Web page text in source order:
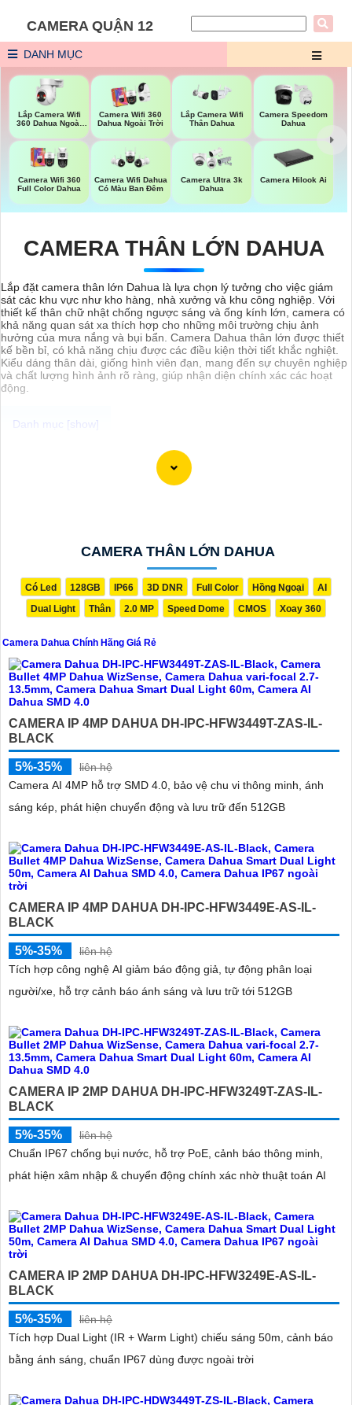
CAMERA QUẬN 12
DANH MỤC
Lắp Camera Wifi
360 Dahua Ngoài
Camera Wifi 360
Dahua Ngoài Trời
Lắp Camera Wifi
Thân Dahua
Camera Speedom
Dahua
Camera Wifi 360
Full Color Dahua
Camera Wifi Dahua
Có Màu Ban Đêm
Camera Ultra 3k
Dahua
Camera Hilook Ai
CAMERA THÂN LỚN DAHUA
Lắp đặt camera thân lớn Dahua là lựa chọn lý tưởng cho việc giám
sát các khu vực như kho hàng, nhà xưởng và khu công nghiệp. Với
thiết kế thân chữ nhật chống ngược sáng và ống kính lớn, camera có
khả năng quan sát xa thích hợp cho những môi trường chịu ảnh
hưởng của mưa nắng và bụi bẩn. Camera Dahua thân lớn được thiết
kế bền bỉ, có khả năng chịu được các điều kiện thời tiết khắc nghiệt.
Kiểu dáng thân dài, giống hình viên đạn, mang đến sự chuyên nghiệp
và chất lượng hình ảnh rõ ràng, giúp nhận diện chính xác các hoạt
động.
Chào bạn, dưới đây là một mô tả ngắn về Camera Dahua Chính
Hãng và giải pháp phù hợp cho bạn:
Camera Dahua Chính Hãng là một trong những thương hiệu nổi tiếng
Để tìm mua Camera Dahua Chính Hãng với giá rẻ, bạn nên tìm kiếm
đẳng cấpchất lượng và hỗ trợ sau bán
hàng tốt.
Để lựa chọn giải pháp phù hợp, quan trọng bạn cần xác định mục
đích sử dụng camera, khu vực lắp đặt, số lượng camera cần thiết và
tố này, bạn có thể tham khảo ý kiến của chuyên gia hoặc tư vấn viên
để chọn lựa được giải pháp tốt nhất cho nhu cầu của bạn.
Chúc bạn thành công trong việc tìm hiểu và lựa chọn Camera Dahua
Chính Hãng giá rẻ và giải pháp phù hợp cho mình. Nếu cần thêm
thông tin hoặc hỗ trợ, hãy để lại câu hỏi để mình giúp bạn nhé!
CAMERA THÂN LỚN DAHUA
Có Led 128GB IP66 3D DNR Full Color Hồng Ngoại
AI
Dual Light
Thân 2.0 MP Speed Dome CMOS Xoay 360
Camera Dahua Chính Hãng Giá Rẻ
CAMERA IP 4MP DAHUA DH-IPC-HFW3449T-ZAS-IL-
BLACK
5%-35%
liên hệ
Camera AI 4MP hỗ trợ SMD 4.0, bảo vệ chu vi thông minh, ánh
sáng kép, phát hiện chuyển động và lưu trữ đến 512GB
CAMERA IP 4MP DAHUA DH-IPC-HFW3449E-AS-IL-
BLACK
5%-35%
liên hệ
Tích hợp công nghệ AI giảm báo động giả, tự động phân loại
người/xe, hỗ trợ cảnh báo ánh sáng và lưu trữ tới 512GB
CAMERA IP 2MP DAHUA DH-IPC-HFW3249T-ZAS-IL-
BLACK
5%-35%
liên hệ
Chuẩn IP67 chống bụi nước, hỗ trợ PoE, cảnh báo thông minh,
phát hiện xâm nhập & chuyển động chính xác nhờ thuật toán AI
CAMERA IP 2MP DAHUA DH-IPC-HFW3249E-AS-IL-
BLACK
5%-35%
liên hệ
Tích hợp Dual Light (IR + Warm Light) chiếu sáng 50m, cảnh báo
bằng ánh sáng, chuẩn IP67 dùng được ngoài trời